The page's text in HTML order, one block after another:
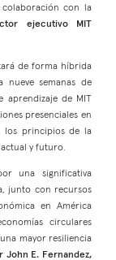
con la
ejecutivo MIT
de forma híbrida
nueve semanas de
aprendizaje de MIT
presenciales en
los principios de la
y futuro.
una significativa
junto con recursos
en América
circulares
mayor resiliencia
John E. Fernandez,